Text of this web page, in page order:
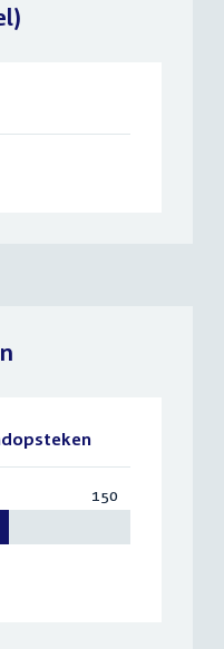
150